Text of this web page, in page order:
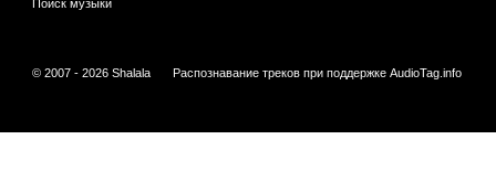
Поиск музыки
© 2007 - 2026 Shalala Распознавание треков при поддержке AudioTag.info